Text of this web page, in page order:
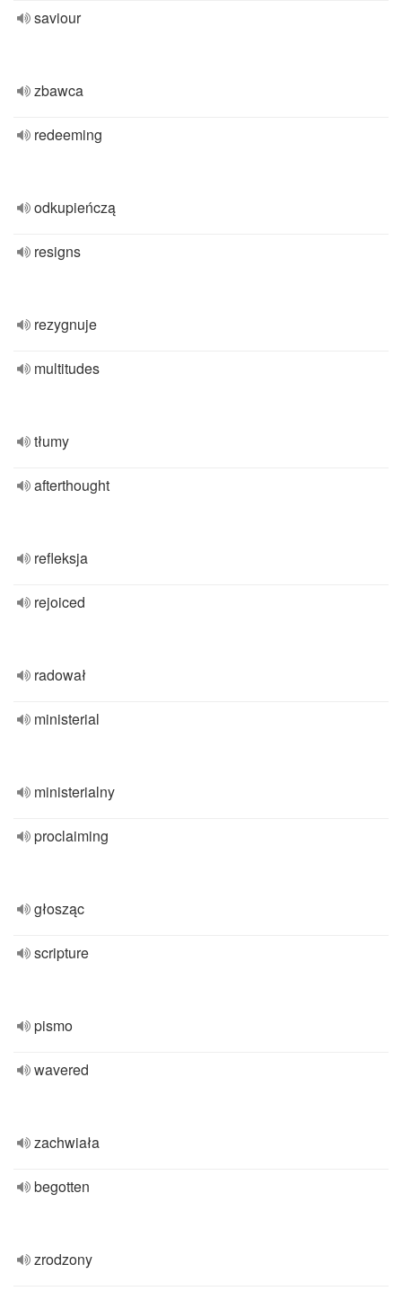
saviour
zbawca
redeeming
odkupieńczą
resigns
rezygnuje
multitudes
tłumy
afterthought
refleksja
rejoiced
radował
ministerial
ministerialny
proclaiming
głosząc
scripture
pismo
wavered
zachwiała
begotten
zrodzony